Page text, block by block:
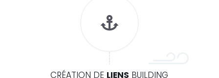
CRÉATION DE LIENS BUILDING